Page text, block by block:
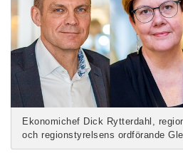
:
Ekonomichef Dick Rytterdahl,
och regionstyrelsens ordförande